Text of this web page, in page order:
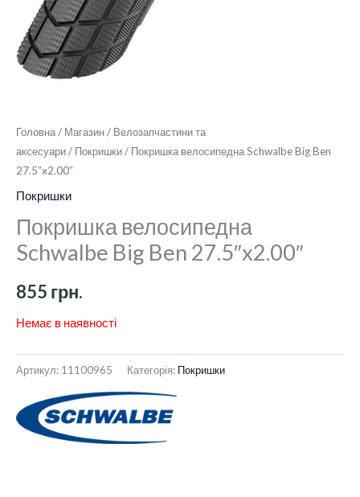
Головна/ Магазин/ Велозапчастини та
аксесуари/ Покришки/ Покришка велосипедна Schwalbe Big Ben
27.5″x2.00″
Покришки
Покришка велосипедна
Schwalbe Big Ben 27.5″x2.00″
855 грн.
Немає в наявності
Артикул: 11100965 Категорія: Покришки